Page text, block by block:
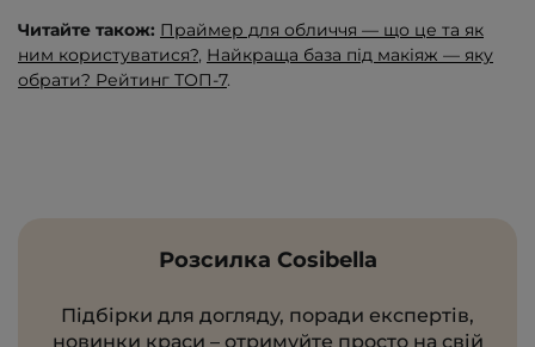
Читайте також: Праймер для обличчя — що це та як
ним користуватися?, Найкраща база під макіяж — яку
обрати? Рейтинг ТОП-7.
Розсилка Cosibella
Підбірки для догляду, поради експертів,
новинки краси – отримуйте просто на свій